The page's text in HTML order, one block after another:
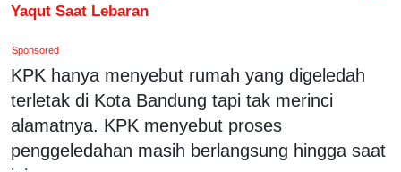
Yaqut Saat Lebaran
Sponsored
KPK hanya menyebut rumah yang digeledah
terletak di Kota Bandung tapi tak merinci
alamatnya. KPK menyebut proses
penggeledahan masih berlangsung hingga saat